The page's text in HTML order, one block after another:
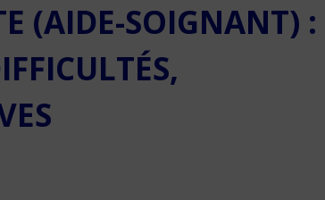
(AIDE-SOIGNANT) :
9 min. de lecture